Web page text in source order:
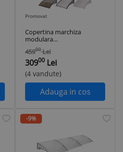
Promovat
Copertina marchiza
modulara
120x120cm Negru
Maro Gri
Policarbonat clar
fumuriu
45900 Lei
30900 Lei
(4 vandute)
Adauga in cos
-9%